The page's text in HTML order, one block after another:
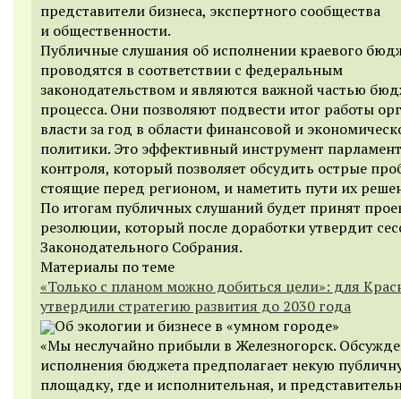
представители бизнеса, экспертного сообщества
и общественности.
Публичные слушания об исполнении краевого
проводятся в соответствии с федеральным
законодательством и являются важной частью
процесса. Они позволяют подвести итог работы
власти за год в области финансовой и
политики. Это эффективный инструмент
контроля, который позволяет обсудить острые
стоящие перед регионом, и наметить пути их
По итогам публичных слушаний будет принят
резолюции, который после доработки утвердит
Законодательного Собрания.
Материалы по теме
«Только с планом можно добиться цели»: для
утвердили стратегию развития до 2030 года
Об экологии и бизнесе в «умном городе»
«Мы неслучайно прибыли в Железногорск.
исполнения бюджета предполагает некую
площадку, где и исполнительная, и